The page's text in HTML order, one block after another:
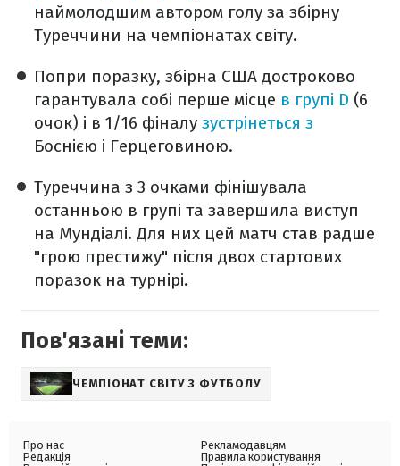
наймолодшим автором голу за збірну
Туреччини на чемпіонатах світу.
Попри поразку, збірна США достроково
гарантувала собі перше місце в групі D (6
очок) і в 1/16 фіналу зустрінеться з
Боснією і Герцеговиною.
Туреччина з 3 очками фінішувала
останньою в групі та завершила виступ
на Мундіалі. Для них цей матч став радше
"грою престижу" після двох стартових
поразок на турнірі.
Пов'язані теми:
ЧЕМПІОНАТ СВІТУ З ФУТБОЛУ
Про нас
Редакція
Рекламодавцям
Правила користування